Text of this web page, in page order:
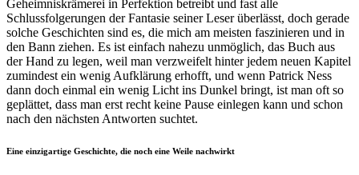
Geheimniskrämerei in Perfektion betreibt und fast alle
Schlussfolgerungen der Fantasie seiner Leser überlässt, doch gerade
solche Geschichten sind es, die mich am meisten faszinieren und in
den Bann ziehen. Es ist einfach nahezu unmöglich, das Buch aus
der Hand zu legen, weil man verzweifelt hinter jedem neuen Kapitel
zumindest ein wenig Aufklärung erhofft, und wenn Patrick Ness
dann doch einmal ein wenig Licht ins Dunkel bringt, ist man oft so
geplättet, dass man erst recht keine Pause einlegen kann und schon
nach den nächsten Antworten suchtet.
Eine einzigartige Geschichte, die noch eine Weile nachwirkt